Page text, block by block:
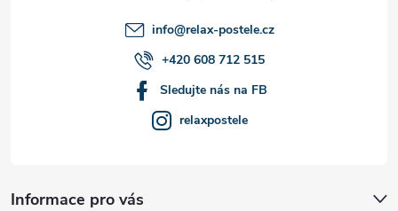
info@relax-postele.cz
+420 608 712 515
Sledujte nás na FB
relaxpostele
Informace pro vás